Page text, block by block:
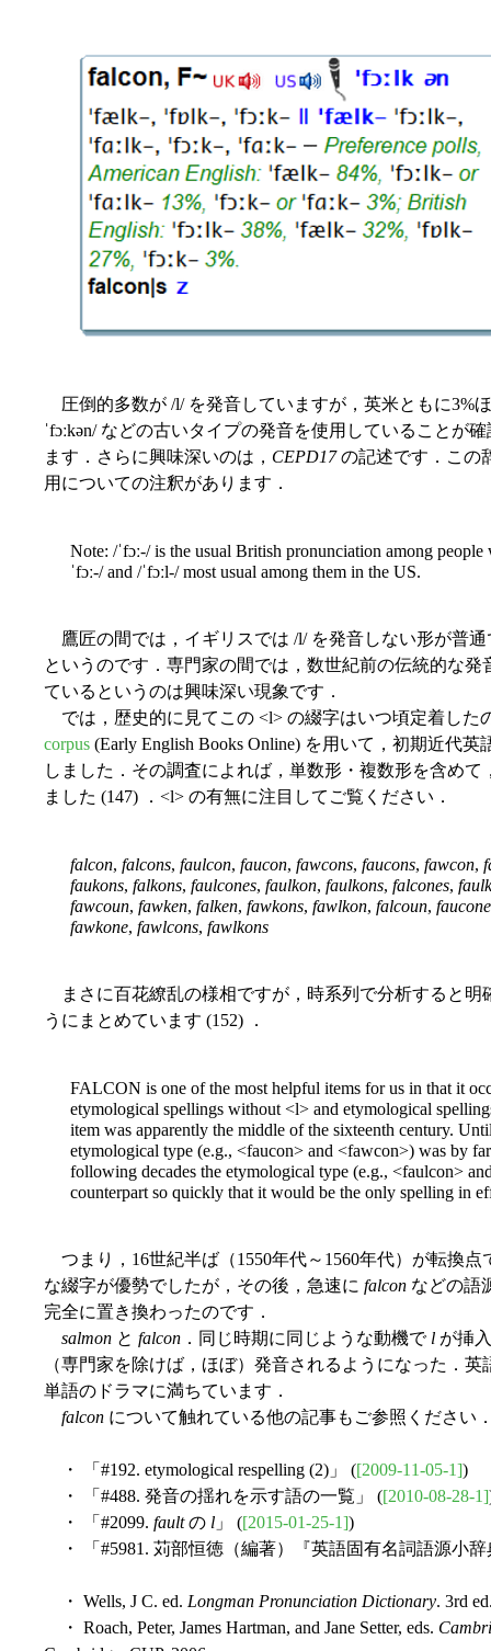
圧倒的多数が /l/ を発音していますが，英米ともに3%
ˈfɔːkən/ などの古いタイプの発音を使用していることが
ます．さらに興味深いのは， CEPD17の記述です．この
用についての注釈があります．
Note: /ˈfɔː-/ is the usual British pronunciation among
ˈfɔː-/ and /ˈfɔːl-/ most usual among them in the US.
鷹匠の間では，イギリスでは /l/ を発音しない形が普
というのです．専門家の間では，数世紀前の伝統的な
ているというのは興味深い現象です．
では，歴史的に見てこの <l> の綴字はいつ頃定着した
corpus (Early English Books Online) を用いて，初期近代
しました．その調査によれば，単数形・複数形を含め
ました (147) ．<l> の有無に注目してご覧ください．
falcon, falcons, faulcon, faucon, fawcons, faucons, fawcon,
faukons, falkons, faulcones, faulkon, faulkons, falcones,
fawcoun, fawken, falken, fawkons, fawlkon, falcoun, faucone
fawkone, fawlcons, fawlkons
まさに百花繚乱の様相ですが，時系列で分析すると明
うにまとめています (152) ．
FALCON is one of the most helpful items for us in that it
etymological spellings without <l> and etymological
item was apparently the middle of the sixteenth century.
etymological type (e.g., <faucon> and <fawcon>) was by
following decades the etymological type (e.g., <faulcon>
counterpart so quickly that it would be the only spelling in
つまり，16世紀半ば（1550年代～1560年代）が転換
な綴字が優勢でしたが，その後，急速に falcon などの語
完全に置き換わったのです．
salmon と falcon ．同じ時期に同じような動機で l が挿
（専門家を除けば，ほぼ）発音されるようになった．
単語のドラマに満ちています．
falcon について触れている他の記事もご参照ください
・ 「#192. etymological respelling (2)」 ([2009-11-05-1])
・ 「#488. 発音の揺れを示す語の一覧」 ([2010-08-28-1]
・ 「#2099. faultの l 」 ([2015-01-25-1])
・ 「#5981. 苅部恒徳（編著）『英語固有名詞語源小
・ Wells, J C. ed. Longman Pronunciation Dictionary. 3rd
・ Roach, Peter, James Hartman, and Jane Setter, eds.